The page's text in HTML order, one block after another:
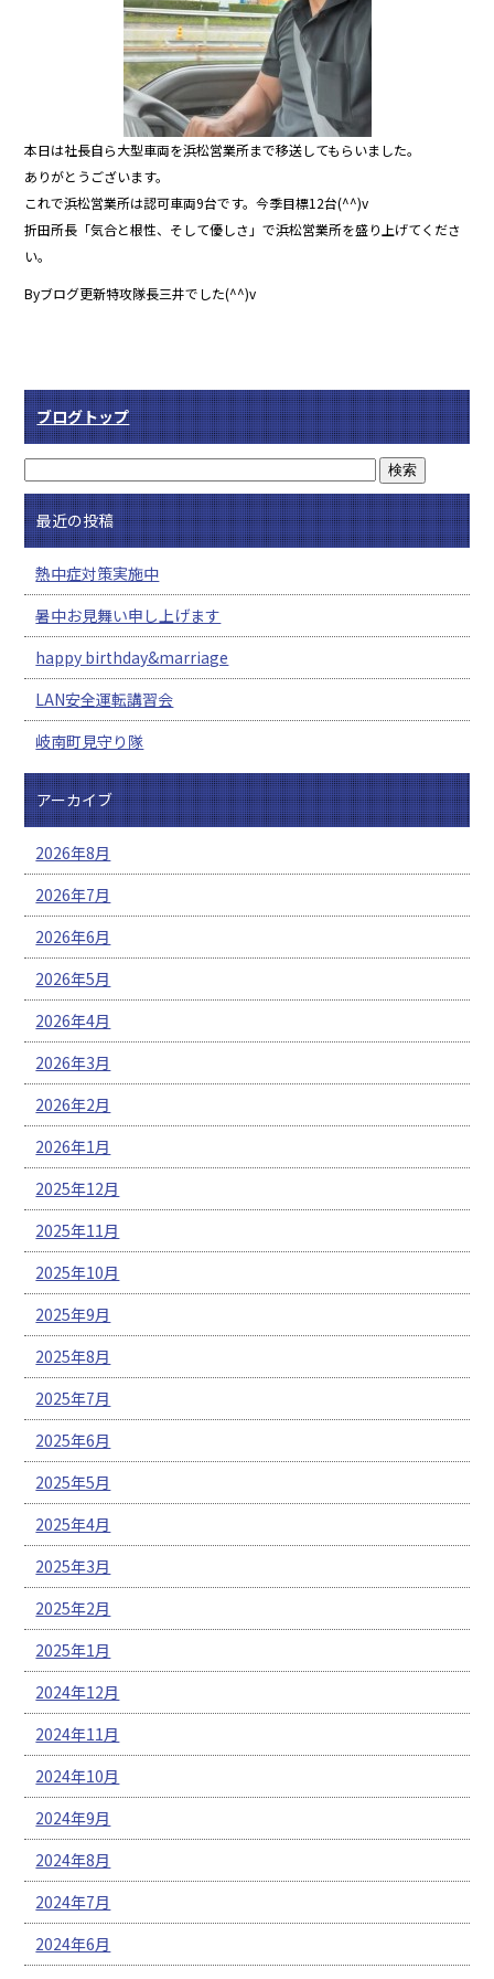
本日は社長自ら大型車両を浜松営業所まで移送してもらいました。
ありがとうございます。
これで浜松営業所は認可車両9台です。今季目標12台(^^)v
折田所長「気合と根性、そして優しさ」で浜松営業所を盛り上げてくださ
い。
Byブログ更新特攻隊長三井でした(^^)v
ブログトップ
最近の投稿
熱中症対策実施中
暑中お見舞い申し上げます
happy birthday&marriage
LAN安全運転講習会
岐南町見守り隊
アーカイブ
2026年8月
2026年7月
2026年6月
2026年5月
2026年4月
2026年3月
2026年2月
2026年1月
2025年12月
2025年11月
2025年10月
2025年9月
2025年8月
2025年7月
2025年6月
2025年5月
2025年4月
2025年3月
2025年2月
2025年1月
2024年12月
2024年11月
2024年10月
2024年9月
2024年8月
2024年7月
2024年6月